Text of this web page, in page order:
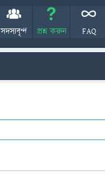
সদস্যবৃন্দ প্রশ্ন করুন FAQ